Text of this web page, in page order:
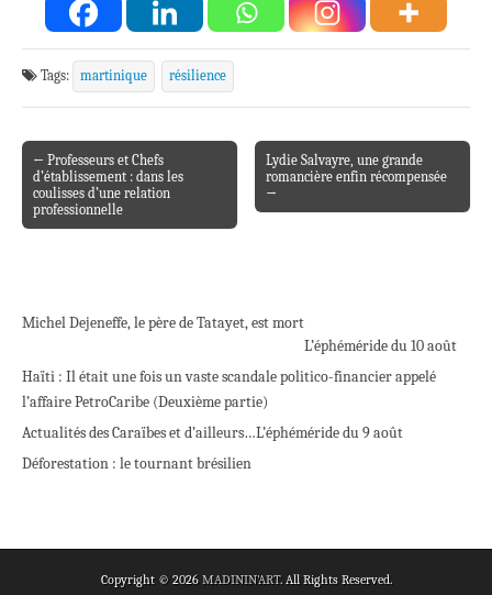
Tags: martinique résilience
Post navigation
← Professeurs et Chefs
d’établissement : dans les
coulisses d’une relation
professionnelle
Lydie Salvayre, une grande
romancière enfin récompensée
→
Michel Dejeneffe, le père de Tatayet, est mort
L’éphéméride du 10 août
Haïti : Il était une fois un vaste scandale politico-financier appelé
l’affaire PetroCaribe (Deuxième partie)
Actualités des Caraïbes et d’ailleurs…L’éphéméride du 9 août
Déforestation : le tournant brésilien
Copyright © 2026 MADININ'ART. All Rights Reserved.